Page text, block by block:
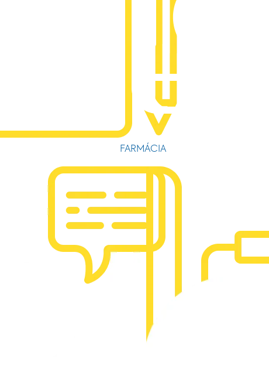
FARMÁCIA